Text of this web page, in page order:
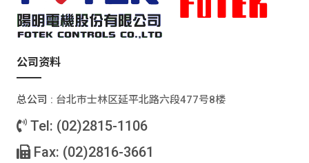
公司资料
总公司 : 台北巿士林区延平北路六段477号8楼
Tel: (02)2815-1106
Fax: (02)2816-3661